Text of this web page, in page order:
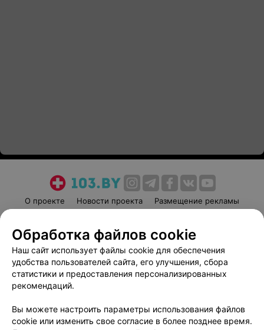
О проекте Новости проекта
Размещение рекламы
Пользовательское соглашение
Способы оплаты
Вакансии
Партнеры
Написать руководителю 103.by
Обработка персональных данных
Обработка файлов cookie
Наш сайт использует файлы cookie для обеспечения
удобства пользователей сайта, его улучшения, сбора
статистики и предоставления персонализированных
рекомендаций.
Вы можете настроить параметры использования файлов
cookie или изменить свое согласие в более позднее время.